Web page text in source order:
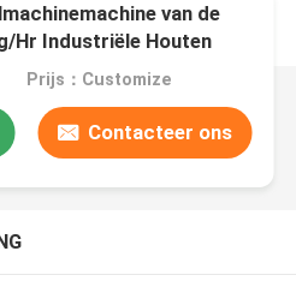
van de
Hr Industriële Houten
Prijs：Customize
Contacteer ons